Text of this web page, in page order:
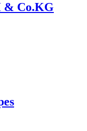
& Co.KG